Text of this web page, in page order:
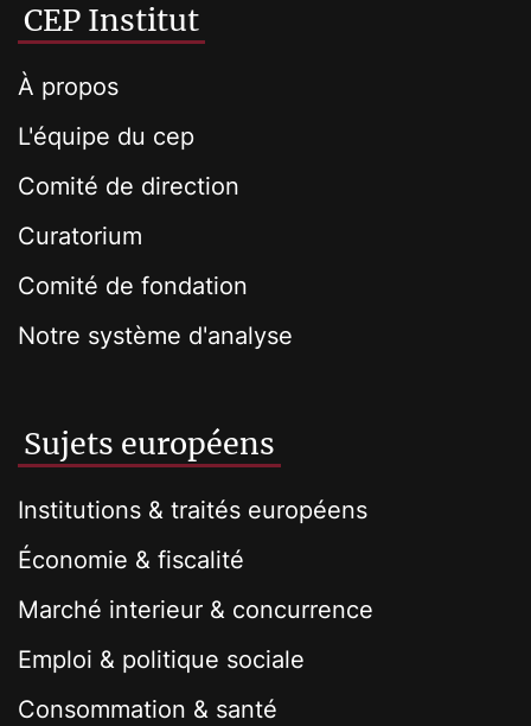
CEP Institut
À propos
L'équipe du cep
Comité de direction
Curatorium
Comité de fondation
Notre système d'analyse
Sujets européens
Institutions & traités européens
Économie & fiscalité
Marché interieur & concurrence
Emploi & politique sociale
Consommation & santé